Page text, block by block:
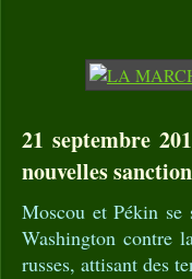
21 septembre
nouvelles
Moscou et Pékin se
Washington contre
russes, attisant des